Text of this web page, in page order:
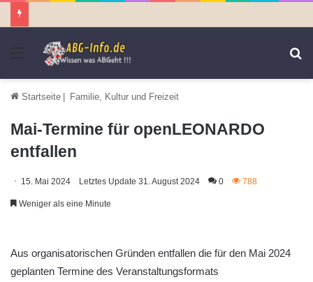
Menü
Startseite | Familie, Kultur und Freizeit
Mai-Termine für openLEONARDO
entfallen
15. Mai 2024 Letztes Update 31. August 2024 0 788
Weniger als eine Minute
Aus organisatorischen Gründen entfallen die für den Mai 2024
geplanten Termine des Veranstaltungsformats